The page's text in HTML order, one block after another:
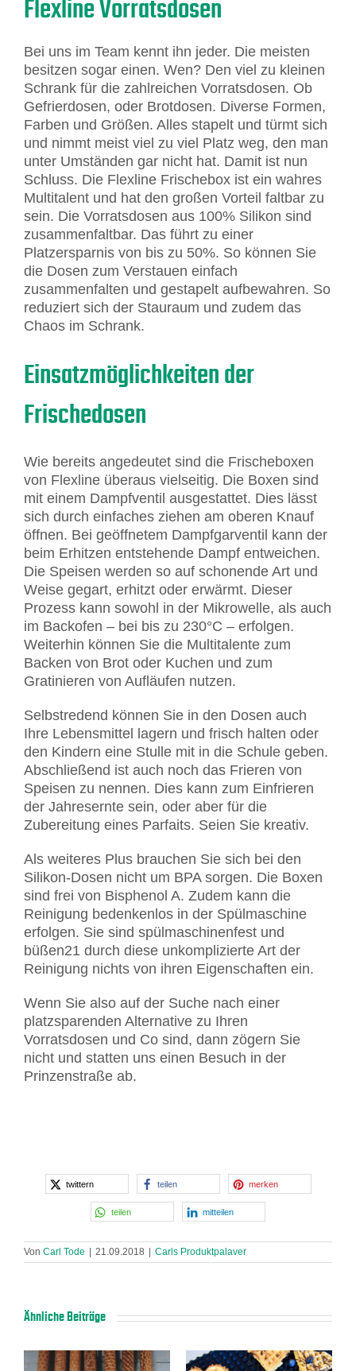
Flexline Vorratsdosen
Bei uns im Team kennt ihn jeder. Die meisten
besitzen sogar einen. Wen? Den viel zu kleinen
Schrank für die zahlreichen Vorratsdosen. Ob
Gefrierdosen, oder Brotdosen. Diverse Formen,
Farben und Größen. Alles stapelt und türmt sich
und nimmt meist viel zu viel Platz weg, den man
unter Umständen gar nicht hat. Damit ist nun
Schluss. Die Flexline Frischebox ist ein wahres
Multitalent und hat den großen Vorteil faltbar zu
sein. Die Vorratsdosen aus 100% Silikon sind
zusammenfaltbar. Das führt zu einer
Platzersparnis von bis zu 50%. So können Sie
die Dosen zum Verstauen einfach
zusammenfalten und gestapelt aufbewahren. So
reduziert sich der Stauraum und zudem das
Chaos im Schrank.
Einsatzmöglichkeiten der
Frischedosen
Wie bereits angedeutet sind die Frischeboxen
von Flexline überaus vielseitig. Die Boxen sind
mit einem Dampfventil ausgestattet. Dies lässt
sich durch einfaches ziehen am oberen Knauf
öffnen. Bei geöffnetem Dampfgarventil kann der
beim Erhitzen entstehende Dampf entweichen.
Die Speisen werden so auf schonende Art und
Weise gegart, erhitzt oder erwärmt. Dieser
Prozess kann sowohl in der Mikrowelle, als auch
im Backofen – bei bis zu 230°C – erfolgen.
Weiterhin können Sie die Multitalente zum
Backen von Brot oder Kuchen und zum
Gratinieren von Aufläufen nutzen.
Selbstredend können Sie in den Dosen auch
Ihre Lebensmittel lagern und frisch halten oder
den Kindern eine Stulle mit in die Schule geben.
Abschließend ist auch noch das Frieren von
Speisen zu nennen. Dies kann zum Einfrieren
der Jahresernte sein, oder aber für die
Zubereitung eines Parfaits. Seien Sie kreativ.
Als weiteres Plus brauchen Sie sich bei den
Silikon-Dosen nicht um BPA sorgen. Die Boxen
sind frei von Bisphenol A. Zudem kann die
Reinigung bedenkenlos in der Spülmaschine
erfolgen. Sie sind spülmaschinenfest und
büßen21 durch diese unkomplizierte Art der
Reinigung nichts von ihren Eigenschaften ein.
Wenn Sie also auf der Suche nach einer
platzsparenden Alternative zu Ihren
Vorratsdosen und Co sind, dann zögern Sie
nicht und statten uns einen Besuch in der
Prinzenstraße ab.
twittern teilen merken
teilen mitteilen
Von Carl Tode 21.09.2018 Carls Produktpalaver
Ähnliche Beiträge